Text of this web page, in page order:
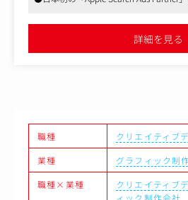
ります。
・クリエイティブ企画会議の進行
詳細を見る
職種
クリエイティブ
業種
グラフィック制
職種×業種
クリエイティブ
ィック制作会社